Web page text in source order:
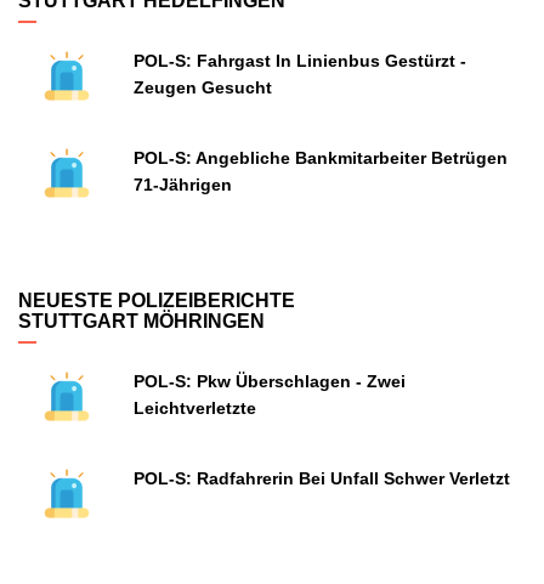
POL-S: Fahrgast In Linienbus Gestürzt -
Zeugen Gesucht
POL-S: Angebliche Bankmitarbeiter Betrügen
71-Jährigen
NEUESTE POLIZEIBERICHTE
STUTTGART MÖHRINGEN
POL-S: Pkw Überschlagen - Zwei
Leichtverletzte
POL-S: Radfahrerin Bei Unfall Schwer Verletzt